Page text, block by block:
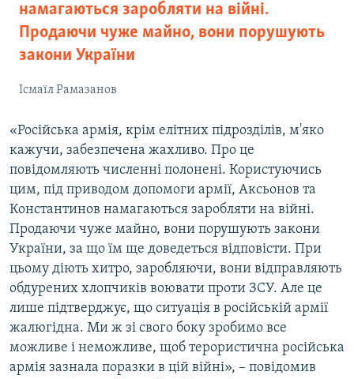
намагаються заробляти на війні.
Продаючи чуже майно, вони порушують
закони України
Ісмаїл Рамазанов
«Російська армія, крім елітних підрозділів, м'яко
кажучи, забезпечена жахливо. Про це
повідомляють численні полонені. Користуючись
цим, під приводом допомоги армії, Аксьонов та
Константинов намагаються заробляти на війні.
Продаючи чуже майно, вони порушують закони
України, за що їм ще доведеться відповісти. При
цьому діють хитро, заробляючи, вони відправляють
обдурених хлопчиків воювати проти ЗСУ. Але це
лише підтверджує, що ситуація в російській армії
жалюгідна. Ми ж зі свого боку зробимо все
можливе і неможливе, щоб терористична російська
армія зазнала поразки в цій війні», – повідомив